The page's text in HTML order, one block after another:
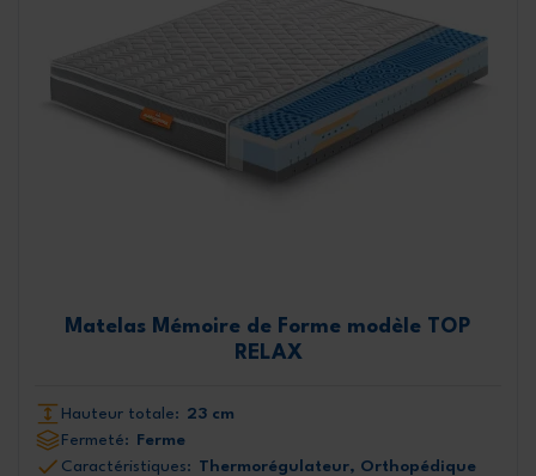
Matelas Mémoire de Forme modèle TOP
RELAX
Hauteur totale: 23 cm
Fermeté: Ferme
Caractéristiques: Thermorégulateur, Orthopédique